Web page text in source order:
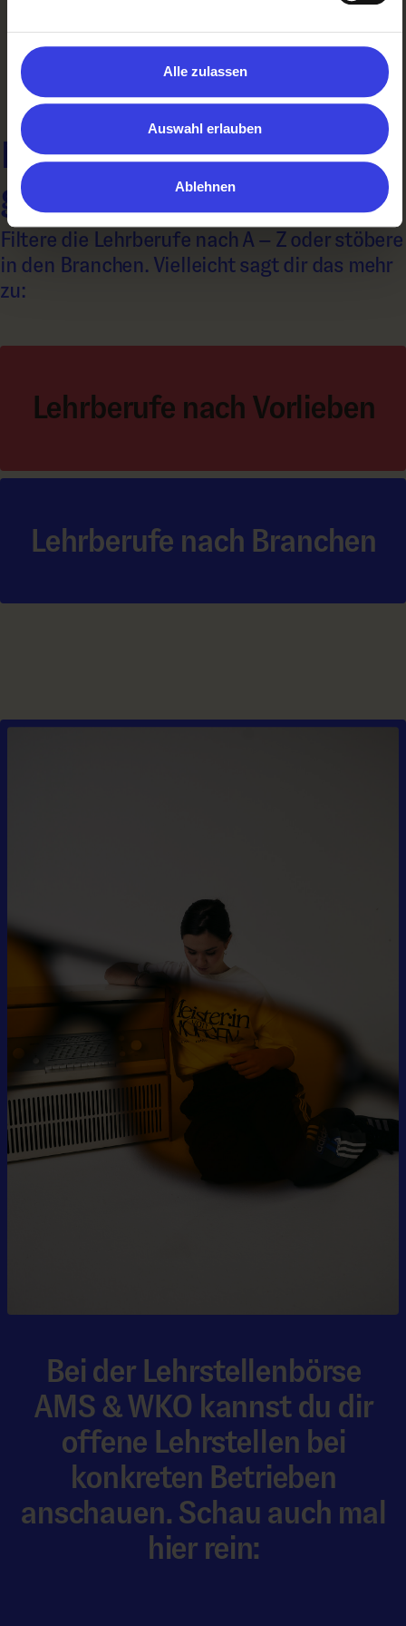
Alle zulassen
Auswahl erlauben
Ablehnen
Noch nichts Richtiges
gefunden?
Filtere die Lehrberufe nach A – Z oder stöbere
in den Branchen. Vielleicht sagt dir das mehr
zu:
Lehrberufe nach Vorlieben
Lehrberufe nach Branchen
Bei der Lehrstellenbörse
AMS & WKO kannst du dir
offene Lehrstellen bei
konkreten Betrieben
anschauen. Schau auch mal
hier rein: